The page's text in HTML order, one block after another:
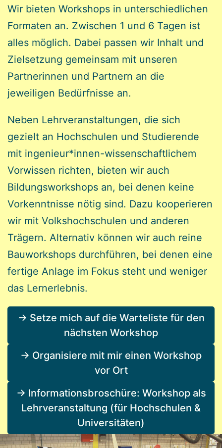
Wir bieten Workshops in unterschiedlichen
Formaten an. Zwischen 1 und 6 Tagen ist
alles möglich. Dabei passen wir Inhalt und
Zielsetzung gemeinsam mit unseren
Partnerinnen und Partnern an die
jeweiligen Bedürfnisse an.
Neben Lehrveranstaltungen, die sich
gezielt an Hochschulen und Studierende
mit ingenieur*innen-wissenschaftlichem
Vorwissen richten, bieten wir auch
Bildungsworkshops an, bei denen keine
Vorkenntnisse nötig sind. Dazu kooperieren
wir mit Volkshochschulen und anderen
Trägern. Alternativ können wir auch reine
Bauworkshops durchführen, bei denen eine
fertige Anlage im Fokus steht und weniger
das Lernerlebnis.
-> Setze mich auf die Warteliste für den
nächsten Workshop
-> Organisiere mit mir einen Workshop
vor Ort
-> Informationsbroschüre: Workshop als
Lehrveranstaltung (für Hochschulen &
Universitäten)